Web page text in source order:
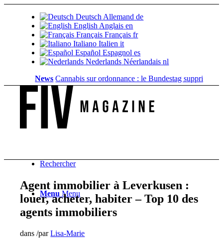
Deutsch Allemand de
English Anglais en
Français Français fr
Italiano Italien it
Español Espagnol es
Nederlands Néerlandais nl
News Cannabis sur ordonnance : le Bundestag supprime...
Rechercher
Menu Menu
Agent immobilier à Leverkusen :
louer, acheter, habiter – Top 10 des
agents immobiliers
dans/parLisa-Marie